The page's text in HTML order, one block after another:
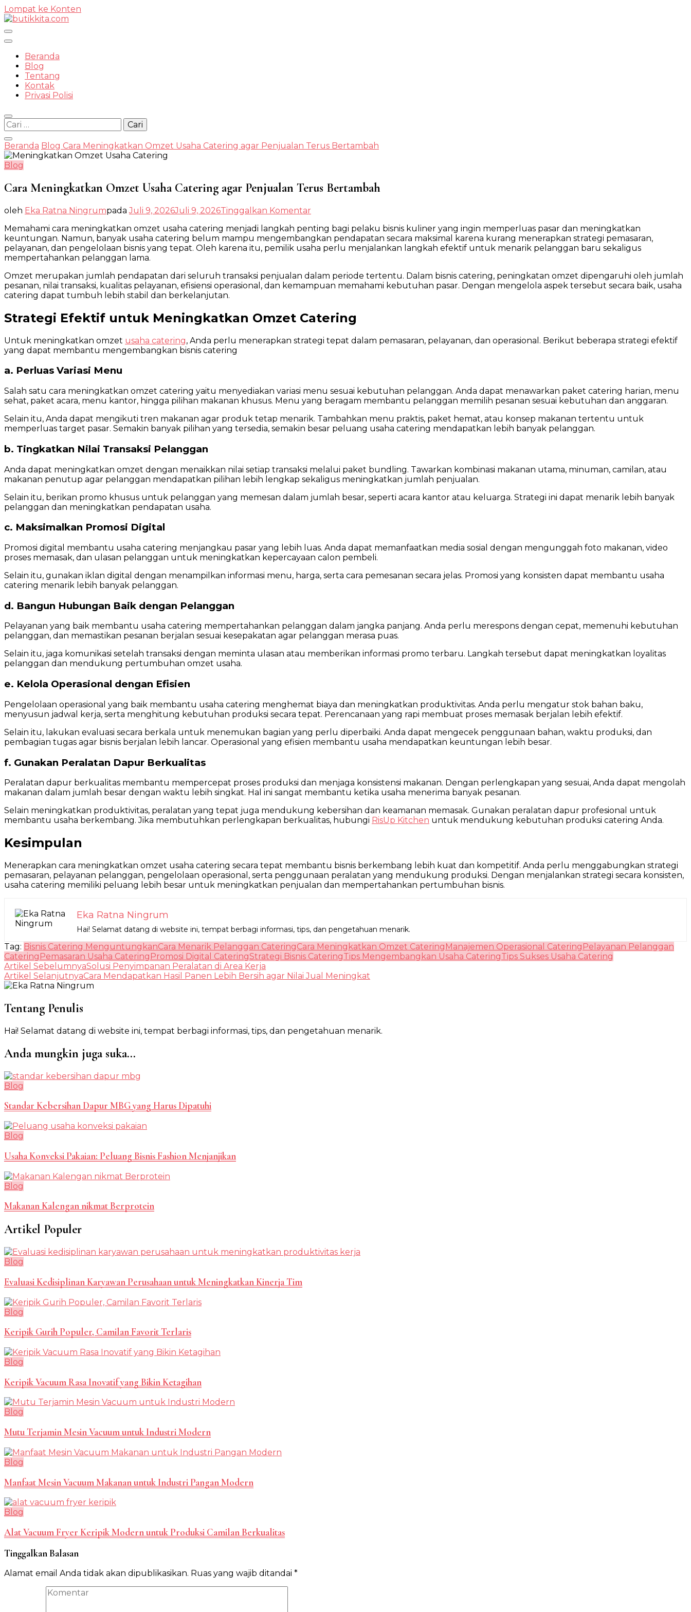
Lompat ke Konten
butikkita.com
Beranda
Blog
Tentang
Kontak
Privasi Polisi
Cari
untuk:
Beranda Blog Cara Meningkatkan Omzet Usaha Catering agar Penjualan Terus Bertambah
Blog
Cara Meningkatkan Omzet Usaha Catering agar Penjualan Terus Bertambah
oleh Eka Ratna NingrumpadaJuli 9, 2026Juli 9, 2026Tinggalkan Komentar
Meningkatkan
Omzet
Usaha
Penjualan
Terus
Memahami cara meningkatkan omzet usaha catering menjadi langkah penting bagi pelaku bisnis kuliner yang ingin memperluas pasar dan meningkatkan
keuntungan. Namun, banyak usaha catering belum mampu mengembangkan pendapatan secara maksimal karena kurang menerapkan strategi pemasaran,
pelayanan, dan pengelolaan bisnis yang tepat. Oleh karena itu, pemilik usaha perlu menjalankan langkah efektif untuk menarik pelanggan baru sekaligus
mempertahankan pelanggan lama.
Omzet merupakan jumlah pendapatan dari seluruh transaksi penjualan dalam periode tertentu. Dalam bisnis catering, peningkatan omzet dipengaruhi oleh jumlah
pesanan, nilai transaksi, kualitas pelayanan, efisiensi operasional, dan kemampuan memahami kebutuhan pasar. Dengan mengelola aspek tersebut secara baik, usaha
catering dapat tumbuh lebih stabil dan berkelanjutan.
Strategi Efektif untuk Meningkatkan Omzet Catering
Untuk meningkatkan omzet usaha catering, Anda perlu menerapkan strategi tepat dalam pemasaran, pelayanan, dan operasional. Berikut beberapa strategi efektif
yang dapat membantu mengembangkan bisnis catering
a. Perluas Variasi Menu
Salah satu cara meningkatkan omzet catering yaitu menyediakan variasi menu sesuai kebutuhan pelanggan. Anda dapat menawarkan paket catering harian, menu
sehat, paket acara, menu kantor, hingga pilihan makanan khusus. Menu yang beragam membantu pelanggan memilih pesanan sesuai kebutuhan dan anggaran.
Selain itu, Anda dapat mengikuti tren makanan agar produk tetap menarik. Tambahkan menu praktis, paket hemat, atau konsep makanan tertentu untuk
memperluas target pasar. Semakin banyak pilihan yang tersedia, semakin besar peluang usaha catering mendapatkan lebih banyak pelanggan.
b. Tingkatkan Nilai Transaksi Pelanggan
Anda dapat meningkatkan omzet dengan menaikkan nilai setiap transaksi melalui paket bundling. Tawarkan kombinasi makanan utama, minuman, camilan, atau
makanan penutup agar pelanggan mendapatkan pilihan lebih lengkap sekaligus meningkatkan jumlah penjualan.
Selain itu, berikan promo khusus untuk pelanggan yang memesan dalam jumlah besar, seperti acara kantor atau keluarga. Strategi ini dapat menarik lebih banyak
pelanggan dan meningkatkan pendapatan usaha.
c. Maksimalkan Promosi Digital
Promosi digital membantu usaha catering menjangkau pasar yang lebih luas. Anda dapat memanfaatkan media sosial dengan mengunggah foto makanan, video
proses memasak, dan ulasan pelanggan untuk meningkatkan kepercayaan calon pembeli.
Selain itu, gunakan iklan digital dengan menampilkan informasi menu, harga, serta cara pemesanan secara jelas. Promosi yang konsisten dapat membantu usaha
catering menarik lebih banyak pelanggan.
d. Bangun Hubungan Baik dengan Pelanggan
Pelayanan yang baik membantu usaha catering mempertahankan pelanggan dalam jangka panjang. Anda perlu merespons dengan cepat, memenuhi kebutuhan
pelanggan, dan memastikan pesanan berjalan sesuai kesepakatan agar pelanggan merasa puas.
Selain itu, jaga komunikasi setelah transaksi dengan meminta ulasan atau memberikan informasi promo terbaru. Langkah tersebut dapat meningkatkan loyalitas
pelanggan dan mendukung pertumbuhan omzet usaha.
e. Kelola Operasional dengan Efisien
Pengelolaan operasional yang baik membantu usaha catering menghemat biaya dan meningkatkan produktivitas. Anda perlu mengatur stok bahan baku,
menyusun jadwal kerja, serta menghitung kebutuhan produksi secara tepat. Perencanaan yang rapi membuat proses memasak berjalan lebih efektif.
Selain itu, lakukan evaluasi secara berkala untuk menemukan bagian yang perlu diperbaiki. Anda dapat mengecek penggunaan bahan, waktu produksi, dan
pembagian tugas agar bisnis berjalan lebih lancar. Operasional yang efisien membantu usaha mendapatkan keuntungan lebih besar.
f. Gunakan Peralatan Dapur Berkualitas
Peralatan dapur berkualitas membantu mempercepat proses produksi dan menjaga konsistensi makanan. Dengan perlengkapan yang sesuai, Anda dapat mengolah
makanan dalam jumlah besar dengan waktu lebih singkat. Hal ini sangat membantu ketika usaha menerima banyak pesanan.
Selain meningkatkan produktivitas, peralatan yang tepat juga mendukung kebersihan dan keamanan memasak. Gunakan peralatan dapur profesional untuk
membantu usaha berkembang. Jika membutuhkan perlengkapan berkualitas, hubungi RisUp Kitchen untuk mendukung kebutuhan produksi catering Anda.
Kesimpulan
Menerapkan cara meningkatkan omzet usaha catering secara tepat membantu bisnis berkembang lebih kuat dan kompetitif. Anda perlu menggabungkan strategi
pemasaran, pelayanan pelanggan, pengelolaan operasional, serta penggunaan peralatan yang mendukung produksi. Dengan menjalankan strategi secara konsisten,
usaha catering memiliki peluang lebih besar untuk meningkatkan penjualan dan mempertahankan pertumbuhan bisnis.
Eka Ratna Ningrum
Hai! Selamat datang di website ini, tempat berbagi informasi, tips, dan pengetahuan menarik.
Tag: Bisnis Catering MenguntungkanCara Menarik Pelanggan CateringCara Meningkatkan Omzet Catering Manajemen Operasional Catering Pelayanan Pelanggan
Catering Pemasaran Usaha Catering Promosi Digital CateringStrategi Bisnis CateringTips Mengembangkan Usaha CateringTips Sukses Usaha Catering
Navigasi
Artikel
Artikel SebelumnyaSolusi Penyimpanan Peralatan di Area Kerja
Artikel SelanjutnyaCara Mendapatkan Hasil Panen Lebih Bersih agar Nilai Jual Meningkat
Tentang Penulis
Hai! Selamat datang di website ini, tempat berbagi informasi, tips, dan pengetahuan menarik.
Anda mungkin juga suka...
Blog
Standar Kebersihan Dapur MBG yang Harus Dipatuhi
Blog
Usaha Konveksi Pakaian: Peluang Bisnis Fashion Menjanjikan
Blog
Makanan Kalengan nikmat Berprotein
Artikel Populer
Blog
Evaluasi Kedisiplinan Karyawan Perusahaan untuk Meningkatkan Kinerja Tim
Blog
Keripik Gurih Populer, Camilan Favorit Terlaris
Blog
Keripik Vacuum Rasa Inovatif yang Bikin Ketagihan
Blog
Mutu Terjamin Mesin Vacuum untuk Industri Modern
Blog
Manfaat Mesin Vacuum Makanan untuk Industri Pangan Modern
Blog
Alat Vacuum Fryer Keripik Modern untuk Produksi Camilan Berkualitas
Tinggalkan Balasan
Alamat email Anda tidak akan dipublikasikan. Ruas yang wajib ditandai *